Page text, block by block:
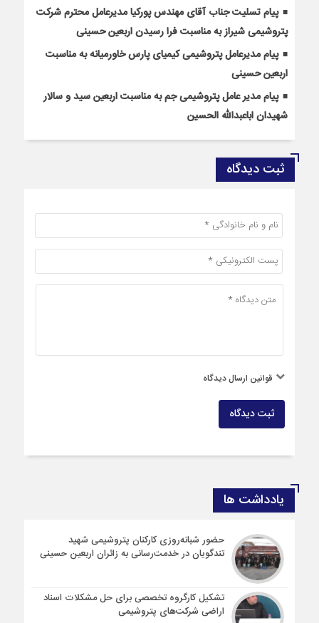
پیام تسلیت جناب آقای مهندس پوركیا مدیرعامل محترم شركت
پتروشیمی شیراز به مناسبت فرا رسیدن اربعین حسینی
پیام مدیرعامل پتروشیمی کیمیای پارس خاورمیانه به مناسبت
اربعین حسینی
پیام مدیر عامل پتروشیمی جم به مناسبت اربعین سید و سالار
شهیدان اباعبدالله الحسین
ثبت دیدگاه
قوانین ارسال دیدگاه
ثبت دیدگاه
یادداشت ها
حضور شبانه‌روزی کارکنان پتروشیمی شهید
تندگویان در خدمت‌رسانی به زائران اربعین حسینی
تشکیل کارگروه تخصصی برای حل مشکلات اسناد
اراضی شرکت‌های پتروشیمی